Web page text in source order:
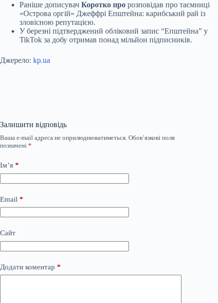
Раніше дописувач Коротко про розповідав про таємниці
«Острова оргій» Джеффрі Епштейна: карибський рай із
зловісною репутацією.
У березні підтверджений обліковий запис “Епштейна” у
TikTok за добу отримав понад мільйон підписників.
Джерело: kp.ua
Залишити відповідь
Ваша e-mail адреса не оприлюднюватиметься. Обов’язкові поля
позначені *
Ім’я *
Email *
Сайт
Додати коментар *